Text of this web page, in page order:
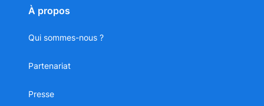
À propos
Qui sommes-nous ?
Partenariat
Presse